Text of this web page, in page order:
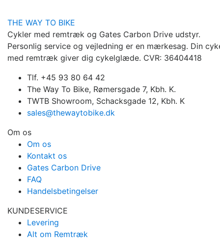
THE WAY TO BIKE
Cykler med remtræk og Gates Carbon Drive udstyr.
Personlig service og vejledning er en mærkesag. Din
med remtræk giver dig cykelglæde. CVR: 36404418
Tlf. +45 93 80 64 42
The Way To Bike, Rømersgade 7, Kbh. K.
TWTB Showroom, Schacksgade 12, Kbh. K
sales@thewaytobike.dk
Om os
Om os
Kontakt os
Gates Carbon Drive
FAQ
Handelsbetingelser
KUNDESERVICE
Levering
Alt om Remtræk